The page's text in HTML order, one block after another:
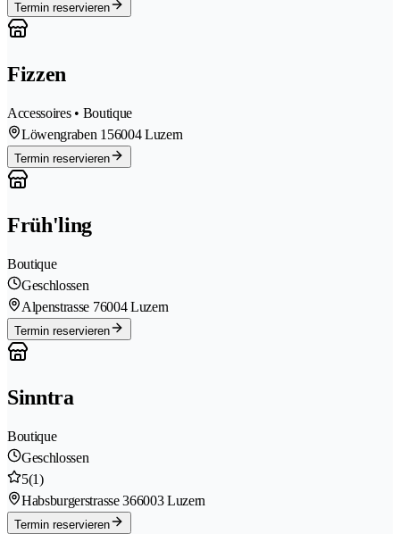
Termin reservieren
Fizzen
Accessoires • Boutique
Löwengraben 156004 Luzern
Termin reservieren
Früh'ling
Boutique
Geschlossen
Alpenstrasse 76004 Luzern
Termin reservieren
Sinntra
Boutique
Geschlossen
5(1)
Habsburgerstrasse 366003 Luzern
Termin reservieren